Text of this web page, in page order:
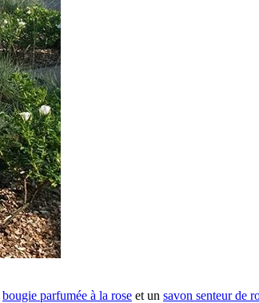
bougie parfumée à la rose et un savon senteur de